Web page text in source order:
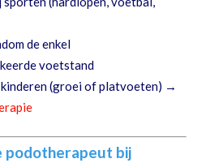
de enkel
voetstand
(groei of platvoeten) →
bij